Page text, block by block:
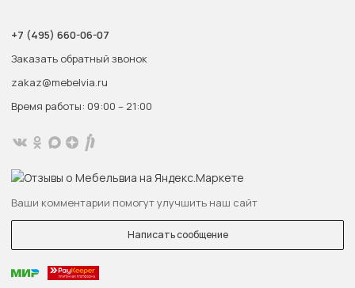
+7 (495) 660-06-07
Заказать обратный звонок
zakaz@mebelvia.ru
Время работы: 09:00 – 21:00
Ваши комментарии помогут улучшить наш сайт
Написать сообщение